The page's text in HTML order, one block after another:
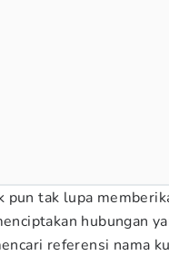
tak lupa
hubungan
referensi nama